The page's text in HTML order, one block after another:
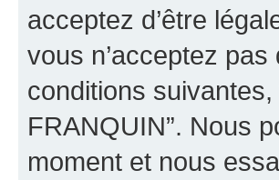
acceptez d’être
vous n’acceptez
conditions
FRANQUIN”. Nous
moment et nous